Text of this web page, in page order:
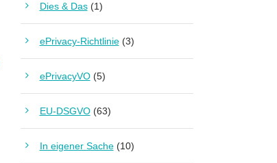
Dies & Das(1)
ePrivacy-Richtlinie(3)
ePrivacyVO(5)
EU-DSGVO(63)
In eigener Sache(10)